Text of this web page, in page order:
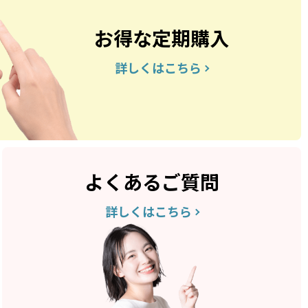
お得な定期購入
詳しくはこちら
よくあるご質問
詳しくはこちら